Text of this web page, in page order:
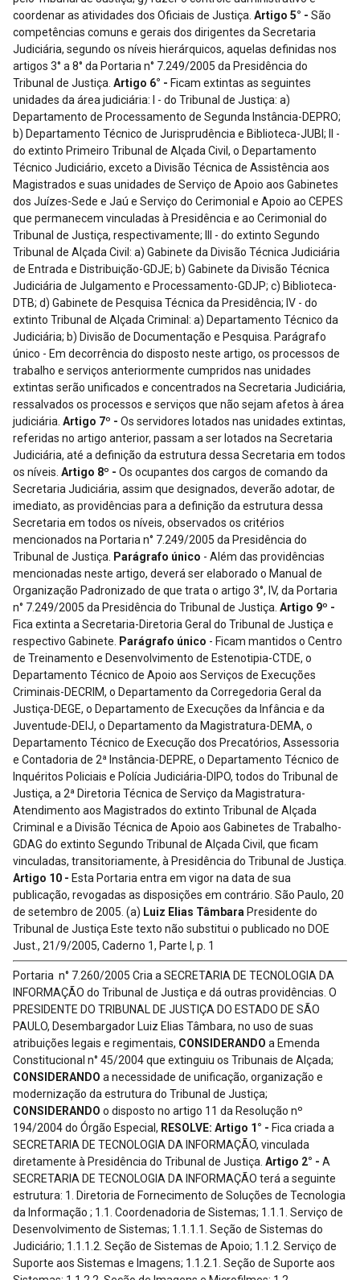
Artigo 5° - São
competências comuns e gerais dos dirigentes da Secretaria
Judiciária, segundo os níveis hierárquicos, aquelas definidas nos
artigos 3° a 8° da Portaria n° 7.249/2005 da Presidência do
Tribunal de Justiça. Artigo 6° - Ficam extintas as seguintes
unidades da área judiciária: I - do Tribunal de Justiça: a)
Departamento de Processamento de Segunda Instância-DEPRO;
b) Departamento Técnico de Jurisprudência e Biblioteca-JUBI; II -
do extinto Primeiro Tribunal de Alçada Civil, o Departamento
Técnico Judiciário, exceto a Divisão Técnica de Assistência aos
Magistrados e suas unidades de Serviço de Apoio aos Gabinetes
dos Juízes-Sede e Jaú e Serviço do Cerimonial e Apoio ao CEPES
que permanecem vinculadas à Presidência e ao Cerimonial do
Tribunal de Justiça, respectivamente; III - do extinto Segundo
Tribunal de Alçada Civil: a) Gabinete da Divisão Técnica Judiciária
de Entrada e Distribuição-GDJE; b) Gabinete da Divisão Técnica
Judiciária de Julgamento e Processamento-GDJP; c) Biblioteca-
DTB; d) Gabinete de Pesquisa Técnica da Presidência; IV - do
extinto Tribunal de Alçada Criminal: a) Departamento Técnico da
Judiciária; b) Divisão de Documentação e Pesquisa. Parágrafo
único - Em decorrência do disposto neste artigo, os processos de
trabalho e serviços anteriormente cumpridos nas unidades
extintas serão unificados e concentrados na Secretaria Judiciária,
ressalvados os processos e serviços que não sejam afetos à área
judiciária. Artigo 7º - Os servidores lotados nas unidades extintas,
referidas no artigo anterior, passam a ser lotados na Secretaria
Judiciária, até a definição da estrutura dessa Secretaria em todos
os níveis. Artigo 8º - Os ocupantes dos cargos de comando da
Secretaria Judiciária, assim que designados, deverão adotar, de
imediato, as providências para a definição da estrutura dessa
Secretaria em todos os níveis, observados os critérios
mencionados na Portaria n° 7.249/2005 da Presidência do
Tribunal de Justiça.
Parágrafo único - Além das providências
mencionadas neste artigo, deverá ser elaborado o Manual de
Organização Padronizado de que trata o artigo 3°, IV, da Portaria
n° 7.249/2005 da Presidência do Tribunal de Justiça. Artigo 9º -
Fica extinta a Secretaria-Diretoria Geral do Tribunal de Justiça e
respectivo Gabinete.
Parágrafo único - Ficam mantidos o Centro
de Treinamento e Desenvolvimento de Estenotipia-CTDE, o
Departamento Técnico de Apoio aos Serviços de Execuções
Criminais-DECRIM, o Departamento da Corregedoria Geral da
Justiça-DEGE, o Departamento de Execuções da Infância e da
Juventude-DEIJ, o Departamento da Magistratura-DEMA, o
Departamento Técnico de Execução dos Precatórios, Assessoria
e Contadoria de 2ª Instância-DEPRE, o Departamento Técnico de
Inquéritos Policiais e Polícia Judiciária-DIPO, todos do Tribunal de
Justiça, a 2ª Diretoria Técnica de Serviço da Magistratura-
Atendimento aos Magistrados do extinto Tribunal de Alçada
Criminal e a Divisão Técnica de Apoio aos Gabinetes de Trabalho-
GDAG do extinto Segundo Tribunal de Alçada Civil, que ficam
vinculadas, transitoriamente, à Presidência do Tribunal de Justiça.
Artigo 10 - Esta Portaria entra em vigor na data de sua
publicação, revogadas as disposições em contrário. São Paulo, 20
de setembro de 2005. (a) Luiz Elias Tâmbara Presidente do
Tribunal de Justiça Este texto não substitui o publicado no DOE
Just., 21/9/2005, Caderno 1, Parte I, p. 1
Portaria n° 7.260/2005 Cria a SECRETARIA DE TECNOLOGIA DA
INFORMAÇÃO do Tribunal de Justiça e dá outras providências. O
PRESIDENTE DO TRIBUNAL DE JUSTIÇA DO ESTADO DE SÃO
PAULO, Desembargador Luiz Elias Tâmbara, no uso de suas
atribuições legais e regimentais, CONSIDERANDO a Emenda
Constitucional n° 45/2004 que extinguiu os Tribunais de Alçada;
CONSIDERANDO a necessidade de unificação, organização e
modernização da estrutura do Tribunal de Justiça;
CONSIDERANDO o disposto no artigo 11 da Resolução nº
194/2004 do Órgão Especial, RESOLVE: Artigo 1° - Fica criada a
SECRETARIA DE TECNOLOGIA DA INFORMAÇÃO, vinculada
diretamente à Presidência do Tribunal de Justiça. Artigo 2° - A
SECRETARIA DE TECNOLOGIA DA INFORMAÇÃO terá a seguinte
estrutura: 1. Diretoria de Fornecimento de Soluções de Tecnologia
da Informação ; 1.1. Coordenadoria de Sistemas; 1.1.1. Serviço de
Desenvolvimento de Sistemas; 1.1.1.1. Seção de Sistemas do
Judiciário; 1.1.1.2. Seção de Sistemas de Apoio; 1.1.2. Serviço de
Suporte aos Sistemas e Imagens; 1.1.2.1. Seção de Suporte aos